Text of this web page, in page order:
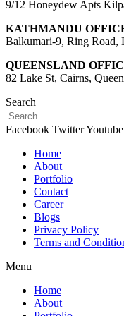
9/12 Honeydew Apts
KATHMANDU
Balkumari-9, Ring Road,
QUEENSLAND
82 Lake St, Cairns,
Search
Facebook TwitterYoutube
Home
About
Portfolio
Contact
Career
Blogs
Privacy Policy
Terms and
Menu
Home
About